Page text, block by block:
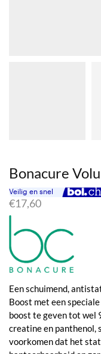
Bonacure
€17,60
Een schuimend,
Boost met een
boost te geven tot wel
creatine en
voorkomen dat het